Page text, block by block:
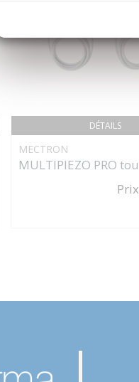
DÉTAILS
MECTRON
MULTIPIEZO PRO